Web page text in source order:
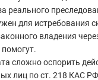
реального
для истребования
владения
сложно оспорить
лиц по ст. 218 КАС